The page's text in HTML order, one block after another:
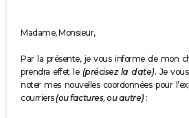
Madame, Monsieur,
Par la présente, je vous informe de mon
prendra effet le (précisez la date). Je
noter mes nouvelles coordonnées pour
courriers(ou factures, ou autre) :